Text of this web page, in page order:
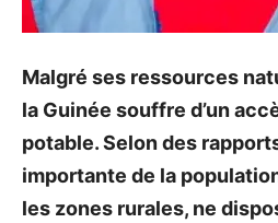
Malgré ses ressources
la Guinée souffre d’un
potable. Selon des
importante de la
les zones rurales, ne